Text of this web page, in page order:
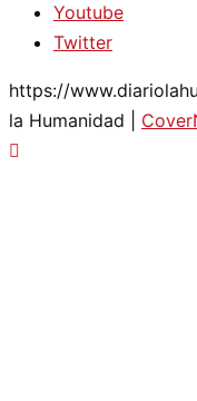
Youtube
Twitter
https://
la Humanidad